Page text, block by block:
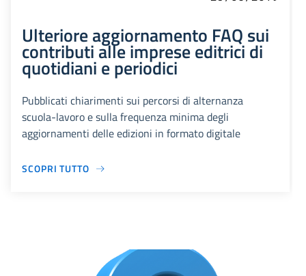
Ulteriore aggiornamento FAQ sui
contributi alle imprese editrici di
quotidiani e periodici
Pubblicati chiarimenti sui percorsi di alternanza
scuola-lavoro e sulla frequenza minima degli
aggiornamenti delle edizioni in formato digitale
SCOPRI TUTTO